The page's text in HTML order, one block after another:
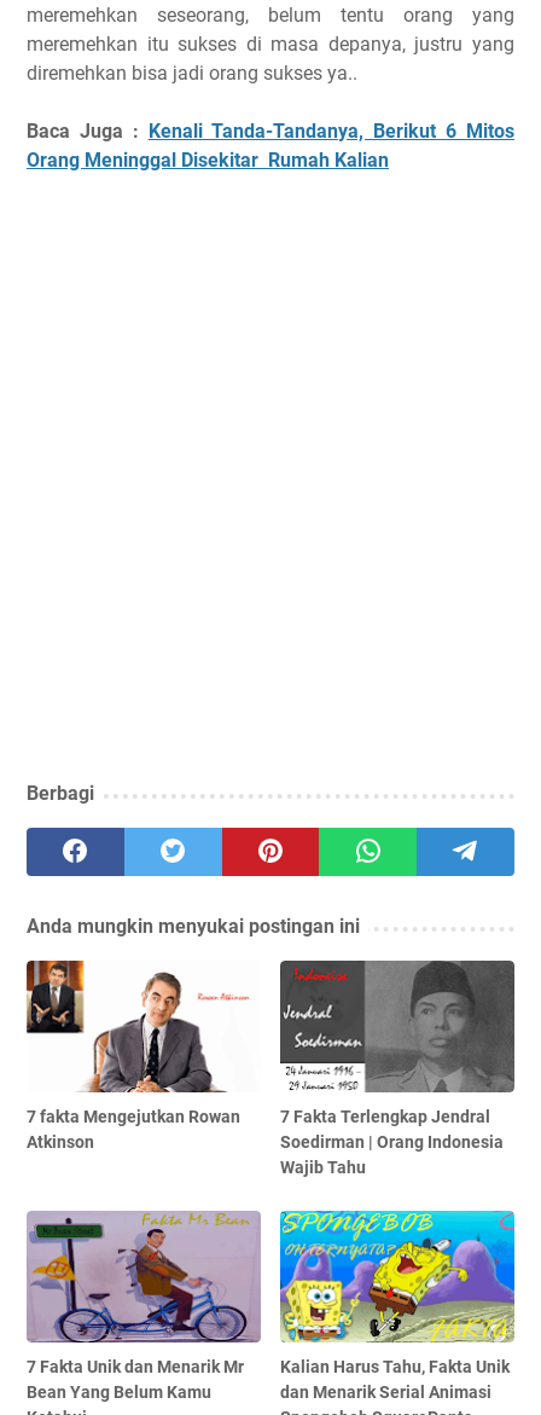
meremehkan seseorang, belum tentu orang yang
meremehkan itu sukses di masa depanya, justru yang
diremehkan bisa jadi orang sukses ya..
Baca Juga :
Kenali Tanda-Tandanya, Berikut 6 Mitos
Orang Meninggal Disekitar Rumah Kalian
Berbagi
Anda mungkin menyukai postingan ini
7 fakta Mengejutkan Rowan
Atkinson
7 Fakta Terlengkap Jendral
Soedirman | Orang Indonesia
Wajib Tahu
7 Fakta Unik dan Menarik Mr
Bean Yang Belum Kamu
Kalian Harus Tahu, Fakta Unik
dan Menarik Serial Animasi